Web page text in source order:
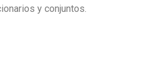
y conjuntos.